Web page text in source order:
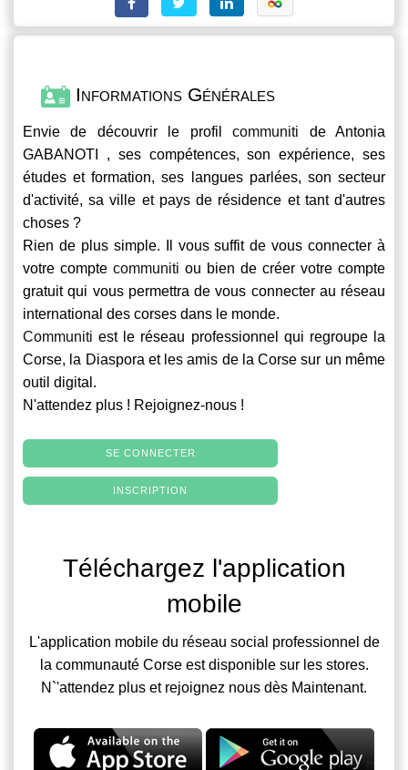
Informations Générales
Envie de découvrir le profilcommuniti de Antonia
GABANOTI , ses compétences, son expérience, ses
études et formation, ses langues parlées, son secteur
d'activité, sa ville et pays de résidence et tant d'autres
choses ?
Rien de plus simple. Il vous suffit de vous connecter à
votre compte communiti ou bien de créer votre compte
gratuit qui vous permettra de vous connecter au réseau
international des corses dans le monde.
Communiti est le réseau professionnel qui regroupe la
Corse, la Diaspora et les amis de la Corse sur un même
outil digital.
N'attendez plus ! Rejoignez-nous !
SE CONNECTER
INSCRIPTION
Téléchargez l'application
mobile
L'application mobile du réseau social professionnel de
la communauté Corse est disponible sur les stores.
N`'attendez plus et rejoignez nous dès Maintenant.